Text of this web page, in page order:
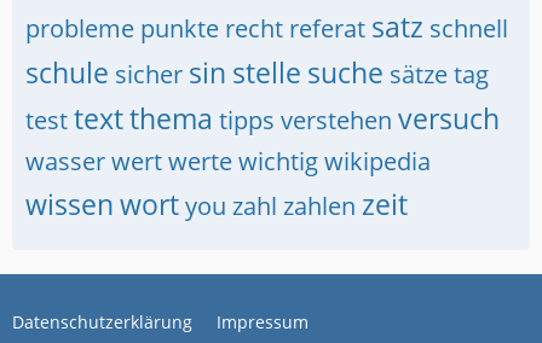
probleme punkte recht referat satz schnell
schule sicher sin stelle suche sätzetag
testtextthema tipps verstehen versuch
wasserwertwertewichtigwikipedia
wissenwortyou zahl zahlen zeit
Datenschutzerklärung Impressum